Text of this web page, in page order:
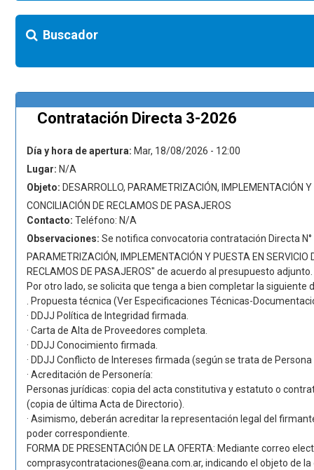
Buscador
Contratación Directa 3-2026
Día y hora de apertura: Mar, 18/08/2026 - 12:00
Lugar: N/A
Objeto: DESARROLLO, PARAMETRIZACIÓN, IMPLEMENTACIÓN
CONCILIACIÓN DE RECLAMOS DE PASAJEROS
Contacto: Teléfono: N/A
Observaciones: Se notifica convocatoria contratación Directa
PARAMETRIZACIÓN, IMPLEMENTACIÓN Y PUESTA EN SERVICIO
RECLAMOS DE PASAJEROS" de acuerdo al presupuesto adjunto.
Por otro lado, se solicita que tenga a bien completar la siguiente
. Propuesta técnica (Ver Especificaciones Técnicas-
· DDJJ Política de Integridad firmada.
· Carta de Alta de Proveedores completa.
· DDJJ Conocimiento firmada.
· DDJJ Conflicto de Intereses firmada (según se trata de
· Acreditación de Personería:
Personas jurídicas: copia del acta constitutiva y estatuto o
(copia de última Acta de Directorio).
· Asimismo, deberán acreditar la representación legal del
poder correspondiente.
FORMA DE PRESENTACIÓN DE LA OFERTA: Mediante correo
comprasycontrataciones@eana.com.ar, indicando el objeto de